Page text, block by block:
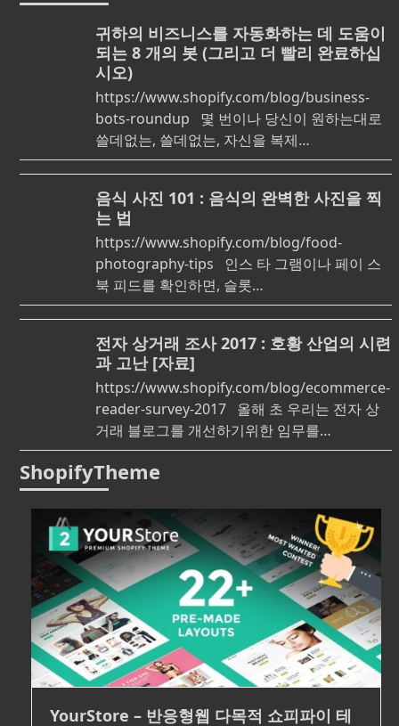
귀하의 비즈니스를 자동화하는 데 도움이
되는 8 개의 봇 (그리고 더 빨리 완료하십
시오)
https://www.shopify.com/blog/business-
bots-roundup 몇 번이나 당신이 원하는대로
쓸데없는, 쓸데없는, 자신을 복제…
음식 사진 101 : 음식의 완벽한 사진을 찍
는 법
https://www.shopify.com/blog/food-
photography-tips 인스 타 그램이나 페이 스
북 피드를 확인하면, 슬롯…
전자 상거래 조사 2017 : 호황 산업의 시련
과 고난 [자료]
https://www.shopify.com/blog/ecommerce-
reader-survey-2017 올해 초 우리는 전자 상
거래 블로그를 개선하기위한 임무를…
ShopifyTheme
YourStore – 반응형웹 다목적 쇼피파이 테